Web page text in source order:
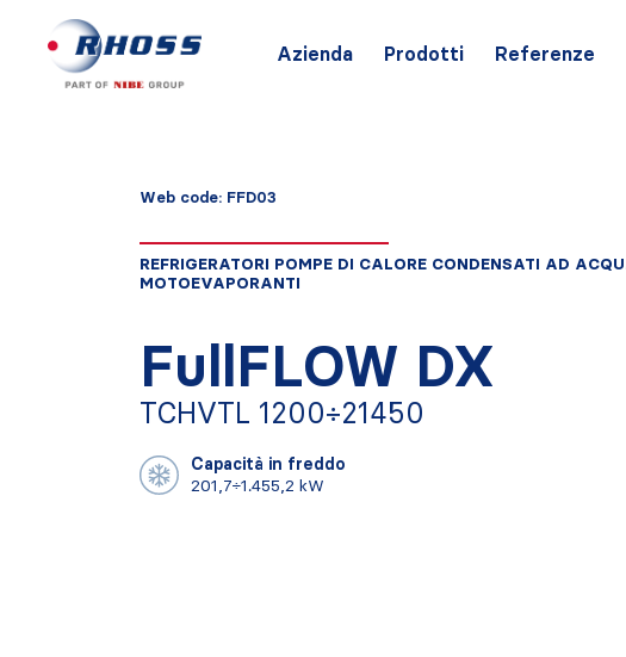
Azienda Prodotti Referenze
Web code: FFD03
REFRIGERATORI POMPE DI CALORE CONDENSATI AD
MOTOEVAPORANTI
FullFLOW DX
TCHVTL 1200÷21450
Capacità in freddo
201,7÷1.455,2 kW